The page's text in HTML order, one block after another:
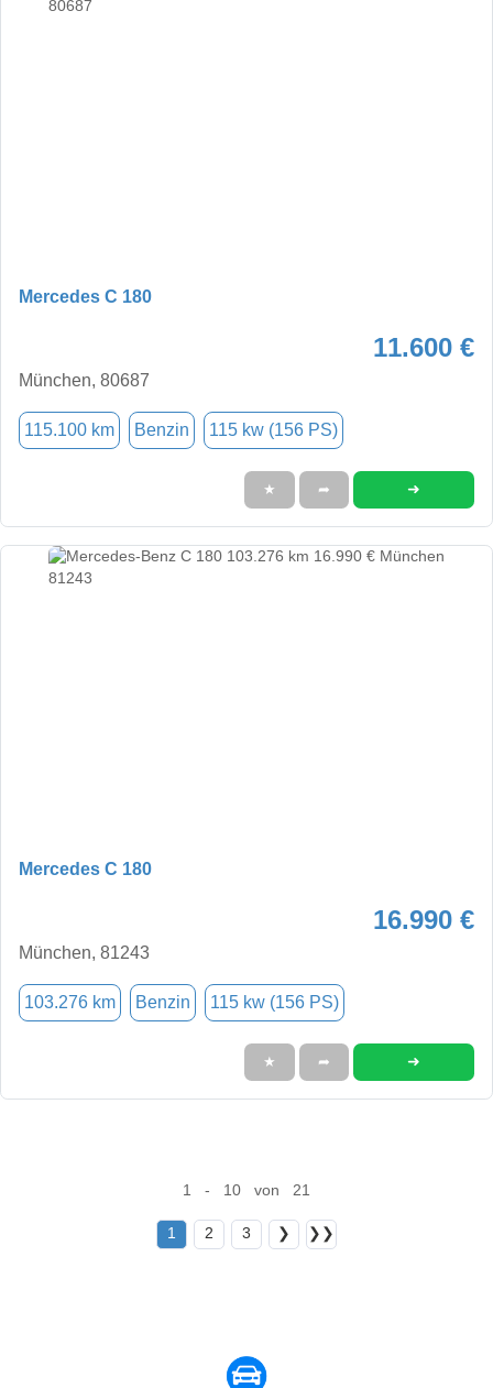
Mercedes C 180
11.600 €
München, 80687
115.100 km Benzin 115 kw (156 PS)
★ ➦ ➜
Mercedes C 180
16.990 €
München, 81243
103.276 km Benzin 115 kw (156 PS)
★ ➦ ➜
1 - 10 von 21
1 2 3 ❯ ❯❯